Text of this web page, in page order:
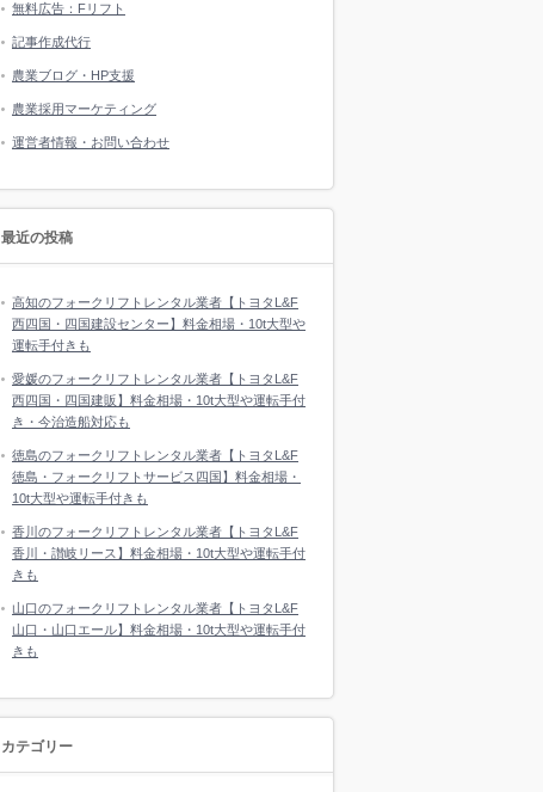
無料広告：Fリフト
記事作成代行
農業ブログ・HP支援
農業採用マーケティング
運営者情報・お問い合わせ
最近の投稿
高知のフォークリフトレンタル業者【トヨタL&F
西四国・四国建設センター】料金相場・10t大型や
運転手付きも
愛媛のフォークリフトレンタル業者【トヨタL&F
西四国・四国建販】料金相場・10t大型や運転手付
き・今治造船対応も
徳島のフォークリフトレンタル業者【トヨタL&F
徳島・フォークリフトサービス四国】料金相場・
10t大型や運転手付きも
香川のフォークリフトレンタル業者【トヨタL&F
香川・讃岐リース】料金相場・10t大型や運転手付
きも
山口のフォークリフトレンタル業者【トヨタL&F
山口・山口エール】料金相場・10t大型や運転手付
きも
カテゴリー